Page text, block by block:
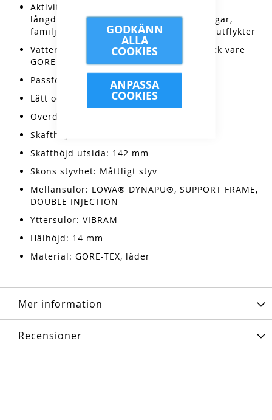
GODKÄNN
ALLA
COOKIES
ANPASSA
COOKIES
Aktiviteter: flerdagarsvandringar,
långdistansvandringar, pilgrimsvandringar,
familjeutflykter, hundpromenader, dagsutflykter
Vattentät med god andningsförmåga tack vare
GORE-TEX-membran
Passform för medelbreda fötter
Lätt och flexibel konstruktion
Överdel av högkvalitativt läder
Skafthöjd insida: 110 mm
Skafthöjd utsida: 142 mm
Skons styvhet: Måttligt styv
Mellansulor: LOWA® DYNAPU®, SUPPORT FRAME,
DOUBLE INJECTION
Yttersulor: VIBRAM
Hälhöjd: 14 mm
Material: GORE-TEX, läder
Mer information
Recensioner